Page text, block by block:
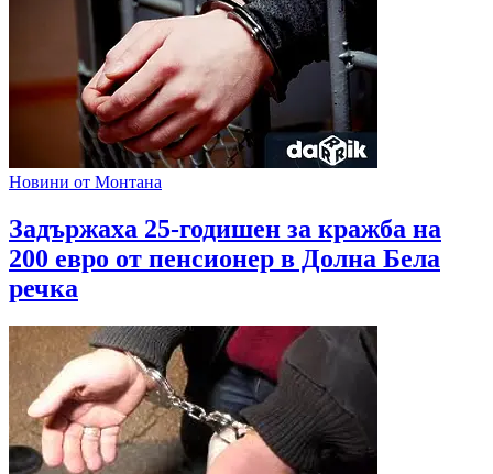
Новини от Монтана
Задържаха 25-годишен за кражба на
200 евро от пенсионер в Долна Бела
речка